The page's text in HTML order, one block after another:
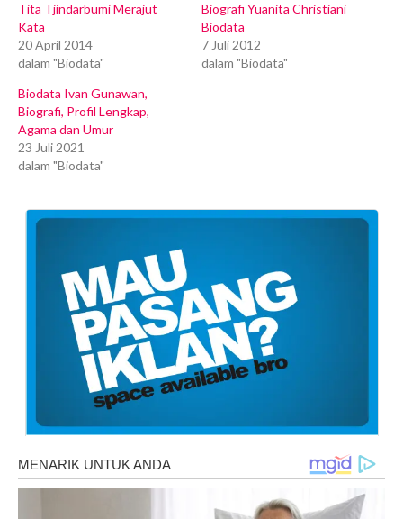
Tita Tjindarbumi Merajut
Kata
20 April 2014
dalam "Biodata"
Biografi Yuanita Christiani
Biodata
7 Juli 2012
dalam "Biodata"
Biodata Ivan Gunawan,
Biografi, Profil Lengkap,
Agama dan Umur
23 Juli 2021
dalam "Biodata"